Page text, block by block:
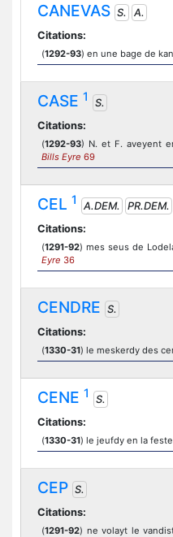
CANEVAS S.
A.
Citations:
(1292-93) en une bage de
CASE 1
S.
Citations:
(1292-93) N. et F. aveyent
Bills Eyre 69
CEL 1 A.DEM.
PR.DEM.
Citations:
(1291-92) mes seus de
Eyre 36
CENDRE S.
Citations:
(1330-31) le meskerdy des
CENE 1
S.
Citations:
(1330-31) le jeufdy en la
CEP S.
Citations:
(1291-92) ne volayt le